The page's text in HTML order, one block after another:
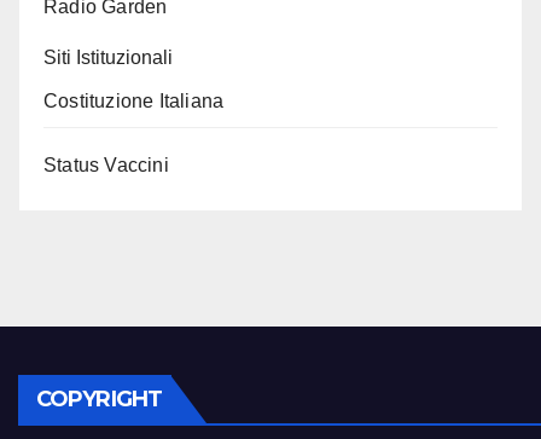
Radio Garden
Siti Istituzionali
Costituzione Italiana
Status Vaccini
COPYRIGHT